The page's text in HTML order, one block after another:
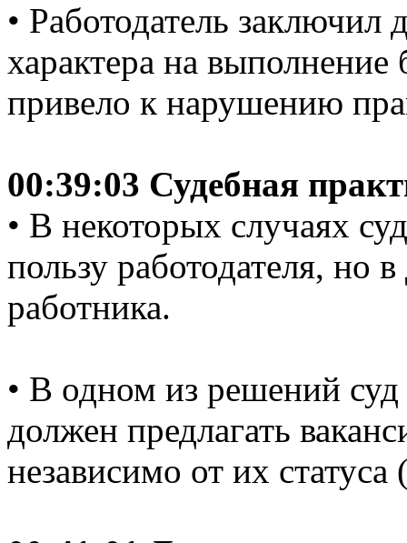
• Работодатель заключил
характера на выполнение
привело к нарушению
00:39:03 Судебная
• В некоторых случаях
пользу работодателя, но
работника.
• В одном из решений суд
должен предлагать
независимо от их